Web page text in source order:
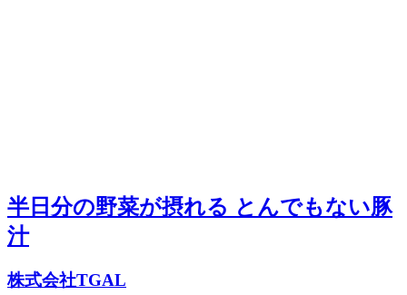
半日分の野菜が摂れる とんでもない豚
汁
株式会社TGAL